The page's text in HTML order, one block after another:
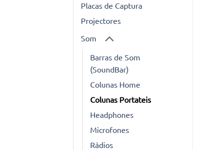
Placas de Captura
Projectores
Som
Barras de Som
(SoundBar)
Colunas Home
Colunas Portateis
Headphones
Microfones
Rádios